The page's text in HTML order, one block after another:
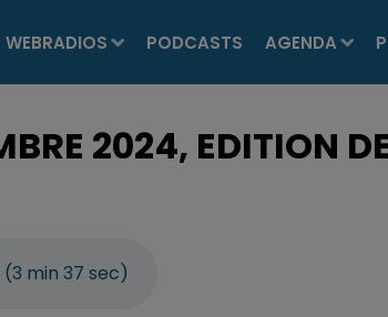
WEBRADIOS PODCASTS AGENDA
2024, EDITION
min 37 sec)